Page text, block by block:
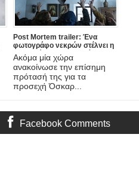
Post Mortem trailer: Ένα
φωτογράφο νεκρών στέλνει η
Ουγγαρία στα προσεχή Όσκαρ,
σε ένα ανατριχιαστικό θρίλερ
τρόμου!
Ακόμα μία χώρα
ανακοίνωσε την επίσημη
πρότασή της για τα
προσεχή Όσκαρ...
Facebook Comments